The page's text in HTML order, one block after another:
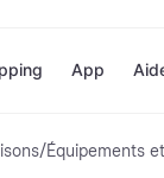
Options deMagasins
App
/Équipements